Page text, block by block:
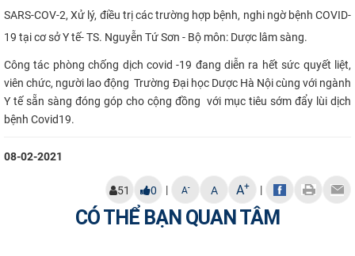
SARS-COV-2,Xử lý, điều trị các trường hợp bệnh, nghi ngờ bệnh COVID-
19 tại cơ sở Y tế-TS. Nguyễn Tứ Sơn - Bộ môn: Dược lâm sàng.
Công tác phòng chống dịch covid -19 đang diễn ra hết sức quyết liệt,
viên chức, người lao động Trường Đại học Dược Hà Nội cùng với ngành
Y tế sẵn sàng đóng góp cho cộng đồng với mục tiêu sớm đẩy lùi dịch
bệnh Covid19.
08-02-2021
51 0 | A- A A+ |
CÓ THỂ BẠN QUAN TÂM